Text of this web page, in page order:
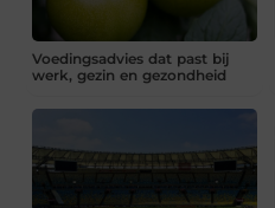
Voedingsadvies dat past bij
werk, gezin en gezondheid